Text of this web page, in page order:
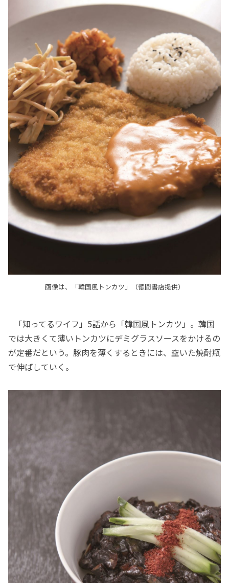
画像は、「韓国風トンカツ」（徳間書店提供）
「知ってるワイフ」5話から「韓国風トンカツ」。韓国
では大きくて薄いトンカツにデミグラスソースをかけるの
が定番だという。豚肉を薄くするときには、空いた焼酎瓶
で伸ばしていく。